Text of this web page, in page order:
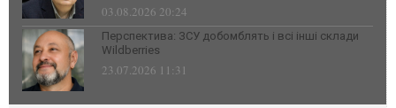
03.08.2026 20:24
Перспектива: ЗСУ добомблять і всі інші склади
Wildberries
23.07.2026 11:31